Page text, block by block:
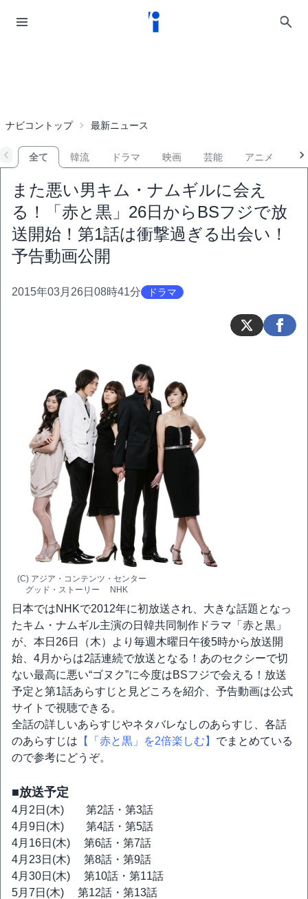
ナビコントップ 最新ニュース
全て 韓流 ドラマ 映画 芸能 アニメ
また悪い男キム・ナムギルに会え
る！「赤と黒」26日からBSフジで放
送開始！第1話は衝撃過ぎる出会い！
予告動画公開
2015年03月26日08時41分 ドラマ
(C) アジア・コンテンツ・センター
グッド・ストーリー NHK
日本ではNHKで2012年に初放送され、大きな話題となっ
たキム・ナムギル主演の日韓共同制作ドラマ「赤と黒」
が、本日26日（木）より毎週木曜日午後5時から放送開
始、4月からは2話連続で放送となる！あのセクシーで切
ない最高に悪い“ゴヌク”に今度はBSフジで会える！放送
予定と第1話あらすじと見どころを紹介、予告動画は公式
サイトで視聴できる。
全話の詳しいあらすじやネタバレなしのあらすじ、各話
のあらすじは 【「赤と黒」を2倍楽しむ】 でまとめている
ので参考にどうぞ。
■放送予定
4月2日(木) 第2話・第3話
4月9日(木) 第4話・第5話
4月16日(木) 第6話・第7話
4月23日(木) 第8話・第9話
4月30日(木) 第10話・第11話
5月7日(木) 第12話・第13話